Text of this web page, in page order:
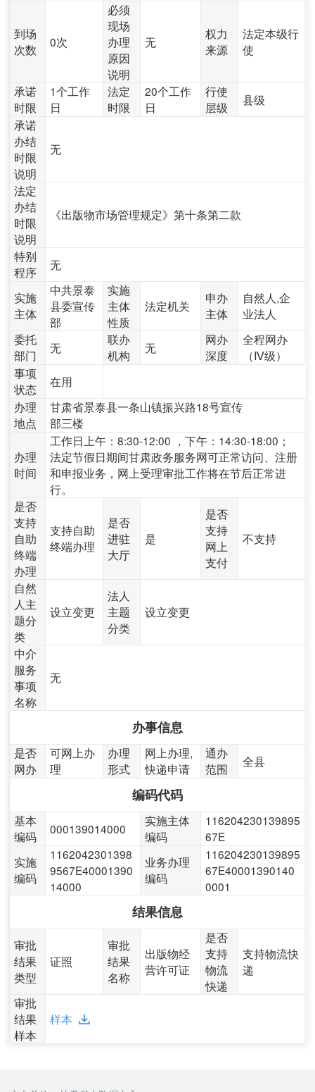
到场
次数
0次
必须
现场
办理
原因
说明
无
权力
来源
法定本级行
使
承诺
时限
1个工作
日
法定
时限
20个工作
日
行使
层级
县级
承诺
办结
时限
说明
无
法定
办结
时限
说明
《出版物市场管理规定》第十条第二款
特别
程序
无
实施
主体
中共景泰
县委宣传
部
实施
主体
性质
法定机关
申办
主体
自然人,企
业法人
委托
部门
无
联办
机构
无
网办
深度
全程网办
（Ⅳ级）
事项
状态
在用
办理
地点
甘肃省景泰县一条山镇振兴路18号宣传
部三楼
办理
时间
工作日上午：8:30-12:00 ，下午：14:30-18:00；
法定节假日期间甘肃政务服务网可正常访问、注册
和申报业务，网上受理审批工作将在节后正常进
行。
是否
支持
自助
终端
办理
支持自助
终端办理
是否
进驻
大厅
是
是否
支持
网上
支付
不支持
自然
人主
题分
类
设立变更
法人
主题
分类
设立变更
中介
服务
事项
名称
无
办事信息
是否
网办
可网上办
理
办理
形式
网上办理,
快递申请
通办
范围
全县
编码代码
基本
编码
000139014000
实施主体
编码
116204230139895
67E
实施
编码
1162042301398
9567E40001390
14000
业务办理
编码
116204230139895
67E40001390140
0001
结果信息
审批
结果
类型
证照
审批
结果
名称
出版物经
营许可证
是否
支持
物流
快递
支持物流快
递
审批
结果
样本
样本